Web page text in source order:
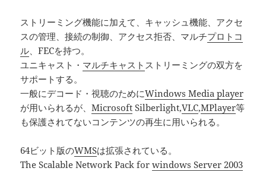
ストリーミング機能に加えて、キャッシュ機能、アクセ
スの管理、接続の制御、アクセス拒否、マルチプロトコ
ル 、FECを持つ。
ユニキャスト・ マルチキャスト ストリーミングの双方を
サポートする。
一般にデコード・視聴のためにWindows Media player
が用いられるが、Microsoft Silberlight,VLC,MPlayer等
も保護されてないコンテンツの再生に用いられる。
64ビット版のWMSは拡張されている。
The Scalable Network Pack forwindows Server 2003